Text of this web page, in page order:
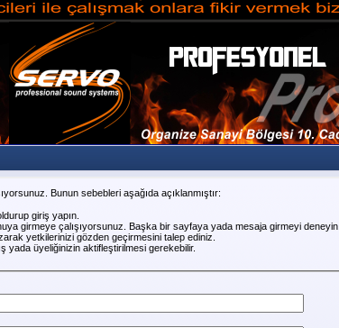
Bunun sebebleri aşağıda açıklanmıştır:
giriş yapın.
girmeye çalışıyorsunuz. Başka bir sayfaya yada mesaja girmeyi deneyin.
yetkilerinizi gözden geçirmesini talep ediniz.
yada üyeliğinizin aktifleştirilmesi gerekebilir.